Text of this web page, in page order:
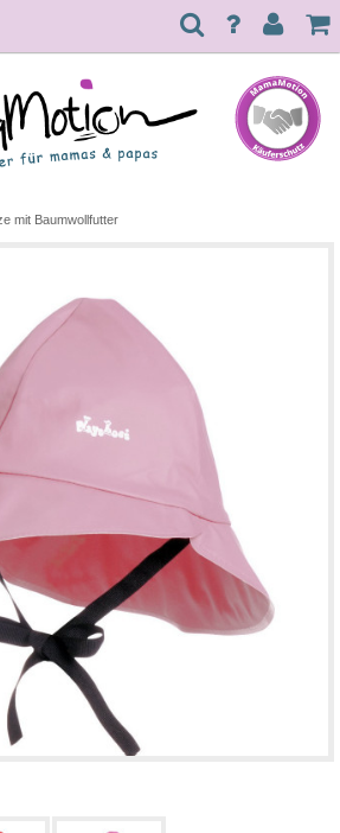
mit Baumwollfutter